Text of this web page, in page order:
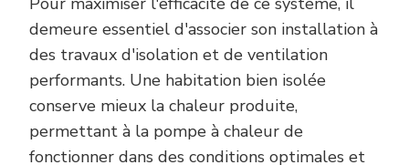
demeure essentiel d'associer son installation à
des travaux d'isolation et de ventilation
performants. Une habitation bien isolée
conserve mieux la chaleur produite,
permettant à la pompe à chaleur de
fonctionner dans des conditions optimales et